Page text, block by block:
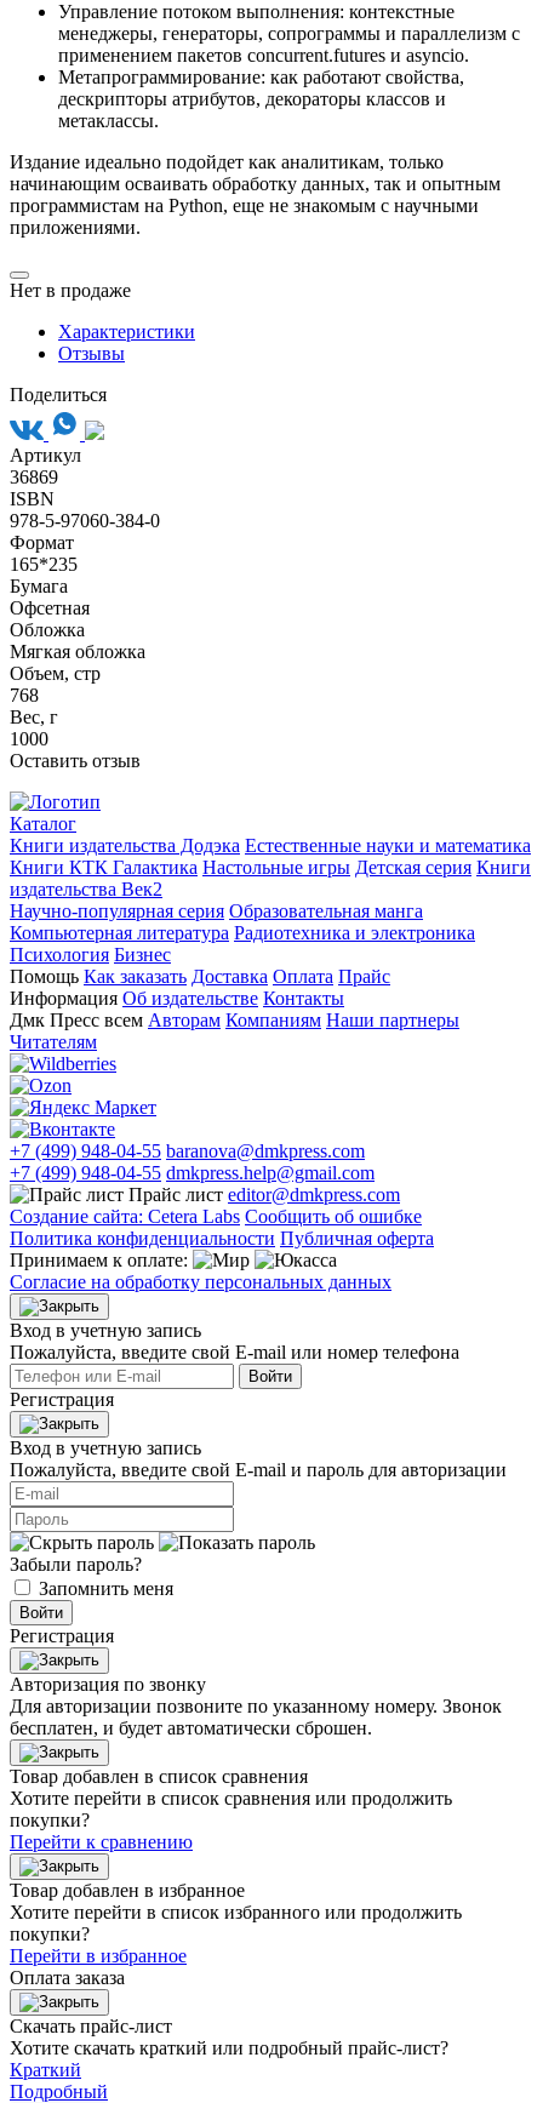
Управление потоком выполнения: контекстные
менеджеры, генераторы, сопрограммы и параллелизм с
применением пакетов concurrent.futures и asyncio.
Метапрограммирование: как работают свойства,
дескрипторы атрибутов, декораторы классов и
метаклассы.
Издание идеально подойдет как аналитикам, только
начинающим осваивать обработку данных, так и опытным
программистам на Python, еще не знакомым с научными
приложениями.
Нет в продаже
Характеристики
Отзывы
Поделиться
Артикул
36869
ISBN
978-5-97060-384-0
Формат
165*235
Бумага
Офсетная
Обложка
Мягкая обложка
Объем, стр
768
Вес, г
1000
Оставить отзыв
Каталог
Книги издательства Додэка Естественные науки и математика
Книги КТК Галактика Настольные игры Детская серия Книги
издательства Век2
Научно-популярная серия Образовательная манга
Компьютерная литература Радиотехника и электроника
Психология Бизнес
Помощь Как заказать Доставка Оплата Прайс
Информация Об издательстве Контакты
Дмк Пресс всем Авторам Компаниям Наши партнеры
Читателям
+7 (499) 948-04-55 baranova@dmkpress.com
+7 (499) 948-04-55 dmkpress.help@gmail.com
Прайс лист editor@dmkpress.com
Создание сайта: Cetera Labs Сообщить об ошибке
Политика конфиденциальности Публичная оферта
Принимаем к оплате:
Согласие на обработку персональных данных
Вход в учетную запись
Пожалуйста, введите свой E‑mail или номер телефона
Войти
Регистрация
Вход в учетную запись
Пожалуйста, введите свой E‑mail и пароль для авторизации
Забыли пароль?
Запомнить меня
Войти
Регистрация
Авторизация по звонку
Для авторизации позвоните по указанному номеру. Звонок
бесплатен, и будет автоматически сброшен.
Товар добавлен в список сравнения
Хотите перейти в список сравнения или продолжить
покупки?
Перейти к сравнению
Товар добавлен в избранное
Хотите перейти в список избранного или продолжить
покупки?
Перейти в избранное
Оплата заказа
Скачать прайс-лист
Хотите скачать краткий или подробный прайс-лист?
Краткий
Подробный